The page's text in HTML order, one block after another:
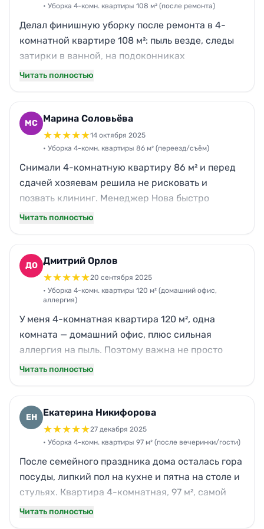
«внезапных доплат». Девочки вежливые,
спросили про аллергии и средства, работали
тихо и аккуратно.
• Уборка 4-комн. квартиры 108 м² (после ремонта)
Делал финишную уборку после ремонта в 4-
комнатной квартире 108 м²: пыль везде, следы
затирки в ванной, на подоконниках
строительный налет. Нова приехали с техникой,
реально привели квартиру в нормальный вид:
стекла без разводов, батареи и плинтусы
чистые, плитку в санузле оттерли, в кухне
убрали мелкую строительную грязь из углов.
Сработали быстро и спокойно, цена оказалась
адекватной для такого объема.
Читать полностью
МС Марина Соловьёва
★★★★★14 октября 2025
• Уборка 4-комн. квартиры 86 м² (переезд/съём)
Снимали 4-комнатную квартиру 86 м² и перед
сдачей хозяевам решила не рисковать и
позвать клининг. Менеджер Нова быстро
согласовал время на вечер, приехали
шкафы снаружи, сантехника, зеркала, полы,
двери и ручки. Отдельно понравилось, что не
«гонят» по верхам — в углах и за кроватью тоже
прошлись. По деньгам вышло нормально, а
общались вежливо, без раздражения, хотя я
несколько раз уточняла детали.
Читать полностью
ДО Дмитрий Орлов
★★★★★20 сентября 2025
• Уборка 4-комн. квартиры 120 м² (домашний офис,
аллергия)
У меня 4-комнатная квартира 120 м², одна
комната — домашний офис, плюс сильная
аллергия на пыль. Поэтому важна не просто
«навести вид», а нормально убрать. В Нова
масках, привезли свои средства, в офисе
аккуратно обошлись с техникой и проводами.
Уборка заняла примерно 6 часов: пыль на
верхних полках, на книжных корешках, под
кроватью, ковры пропылесосили тщательно.
Качество заметно, дышится легче, и стоимость
Читать полностью
ЕН Екатерина Никифорова
★★★★★27 декабря 2025
• Уборка 4-комн. квартиры 97 м² (после вечеринки/гости)
После семейного праздника дома осталась гора
посуды, липкий пол на кухне и пятна на столе и
стульях. Квартира 4-комнатная, 97 м², самой
разгребать не было сил. Нова смогли приехать
Читать полностью